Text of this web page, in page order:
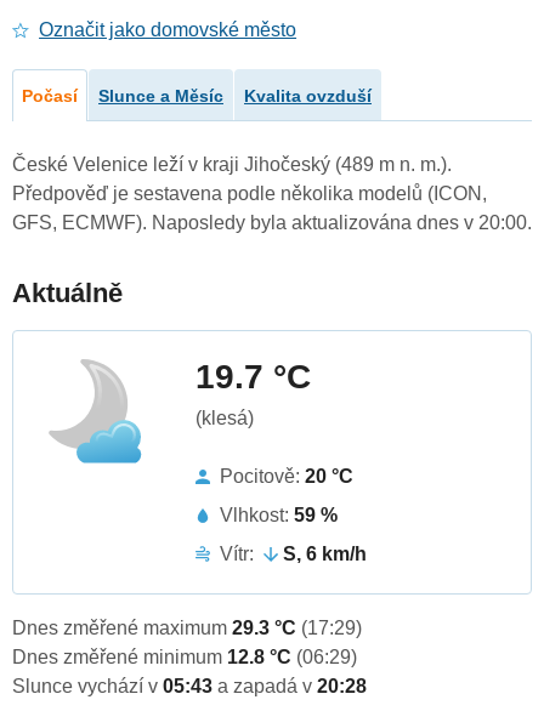
Označit jako domovské město
Počasí Slunce a Měsíc Kvalita ovzduší
České Velenice leží v kraji Jihočeský (489 m n. m.).
Předpověď je sestavena podle několika modelů (ICON,
GFS, ECMWF). Naposledy byla aktualizována dnes v 20:00.
Aktuálně
19.7 °C
(klesá)
Pocitově: 20 °C
Vlhkost: 59 %
Vítr:
S, 6 km/h
Dnes změřené maximum 29.3 °C (17:29)
Dnes změřené minimum 12.8 °C (06:29)
Slunce vychází v 05:43 a zapadá v 20:28